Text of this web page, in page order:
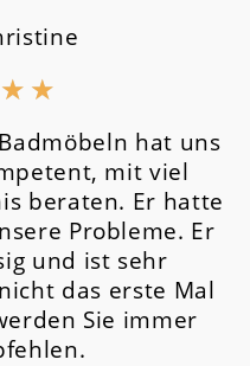
★ ★
hat uns
mit viel
beraten. Er hatte
Probleme. Er
und ist sehr
das erste Mal
Sie immer